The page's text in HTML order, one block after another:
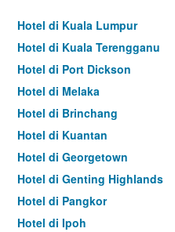
Hotel di Kuala Lumpur
Hotel di Kuala Terengganu
Hotel di Port Dickson
Hotel di Melaka
Hotel di Brinchang
Hotel di Kuantan
Hotel di Georgetown
Hotel di Genting Highlands
Hotel di Pangkor
Hotel di Ipoh